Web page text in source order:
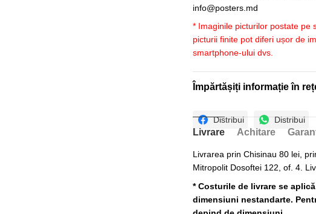
info@posters.md
* Imaginile picturilor postate pe
picturii finite pot diferi ușor de
smartphone-ului dvs.
Împărtășiți informație în
Distribui Distribui
Livrare Achitare
Livrarea prin Chisinau 80 lei,
Mitropolit Dosoftei 122, of. 4.
* Costurile de livrare se
dimensiuni nestandarte.